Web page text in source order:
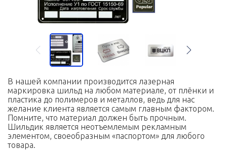
В нашей компании производится лазерная
маркировка шильд на любом материале, от плёнки и
пластика до полимеров и металлов, ведь для нас
желание клиента является самым главным фактором.
Помните, что материал должен быть прочным.
Шильдик является неотъемлемым рекламным
элементом, своеобразным «паспортом» для любого
товара.